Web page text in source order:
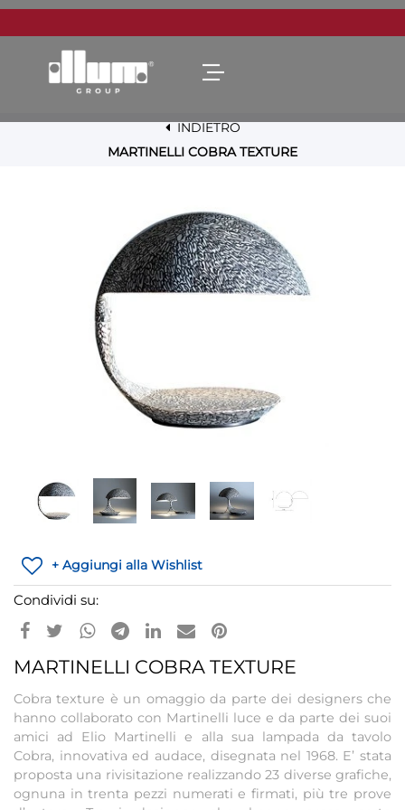
Open menu
INDIETRO
MARTINELLI COBRA TEXTURE
+ Aggiungi alla Wishlist
Condividi su:
MARTINELLI COBRA TEXTURE
Cobra texture è un omaggio da parte dei designers che
hanno collaborato con Martinelli luce e da parte dei suoi
amici ad Elio Martinelli e alla sua lampada da tavolo
Cobra, innovativa ed audace, disegnata nel 1968. E’ stata
proposta una rivisitazione realizzando 23 diverse grafiche,
ognuna in trenta pezzi numerati e firmati, più tre prove